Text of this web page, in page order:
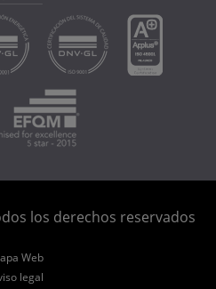
los derechos reservados
Web
legal